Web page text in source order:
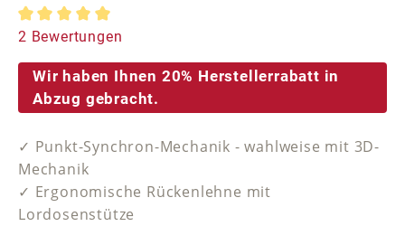
Durchschnittliche Bewertung von 5 von 5 Sternen
2 Bewertungen
Wir haben Ihnen 20% Herstellerrabatt in
Abzug gebracht.
✓ Punkt-Synchron-Mechanik - wahlweise mit 3D-
Mechanik
✓ Ergonomische Rückenlehne mit
Lordosenstütze